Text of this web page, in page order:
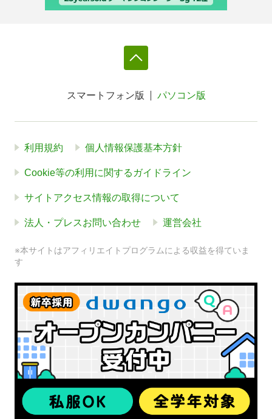
スマートフォン版 パソコン版
利用規約 個人情報保護基本方針
Cookie等の利用に関するガイドライン
サイトアクセス情報の取得について
法人・プレスお問い合わせ 運営会社
※本サイトはアフィリエイトプログラムによる収益を得ていま
す